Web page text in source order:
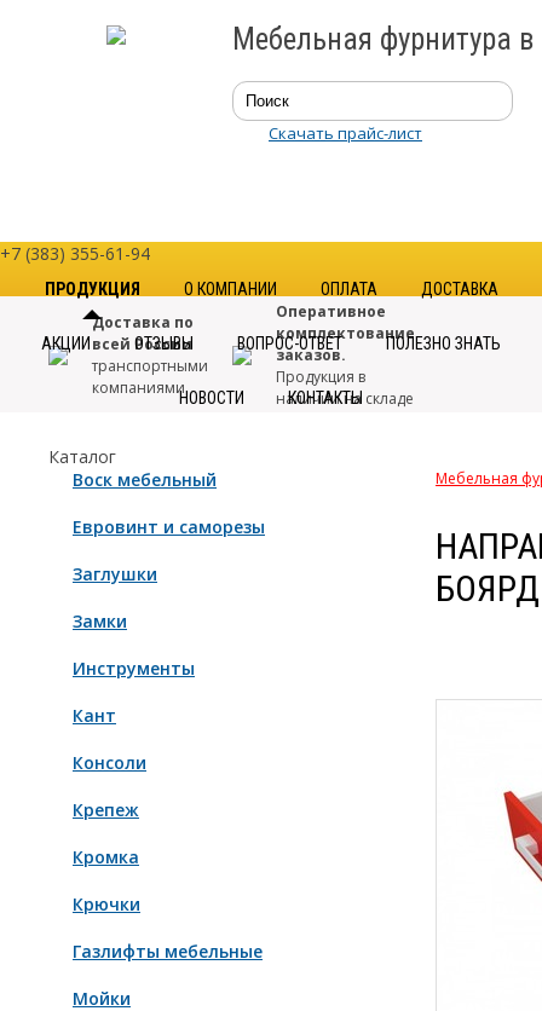
Мебельная фурнитура
Скачать прайс-лист
+7 (383) 355-61-94
ПРОДУКЦИЯ О КОМПАНИИ ОПЛАТА ДОСТАВКА
АКЦИИ ОТЗЫВЫ ВОПРОС-ОТВЕТ ПОЛЕЗНО ЗНАТЬ
НОВОСТИ КОНТАКТЫ
Доставка по
всей России
транспортными
компаниями
Оперативное
комплектование
заказов.
Продукция в
наличии на складе
качественная
фурнитураот
производителей
Каталог
Воск мебельный
Евровинт и саморезы
Заглушки
Замки
Инструменты
Кант
Консоли
Крепеж
Кромка
Крючки
Газлифты мебельные
Мойки
Мебельная